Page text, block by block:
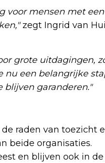
voor mensen met een
zegt Ingrid van
grote uitdagingen,
nu een belangrijke
garanderen."
raden van toezicht
beide organisaties.
en blijven ook in de